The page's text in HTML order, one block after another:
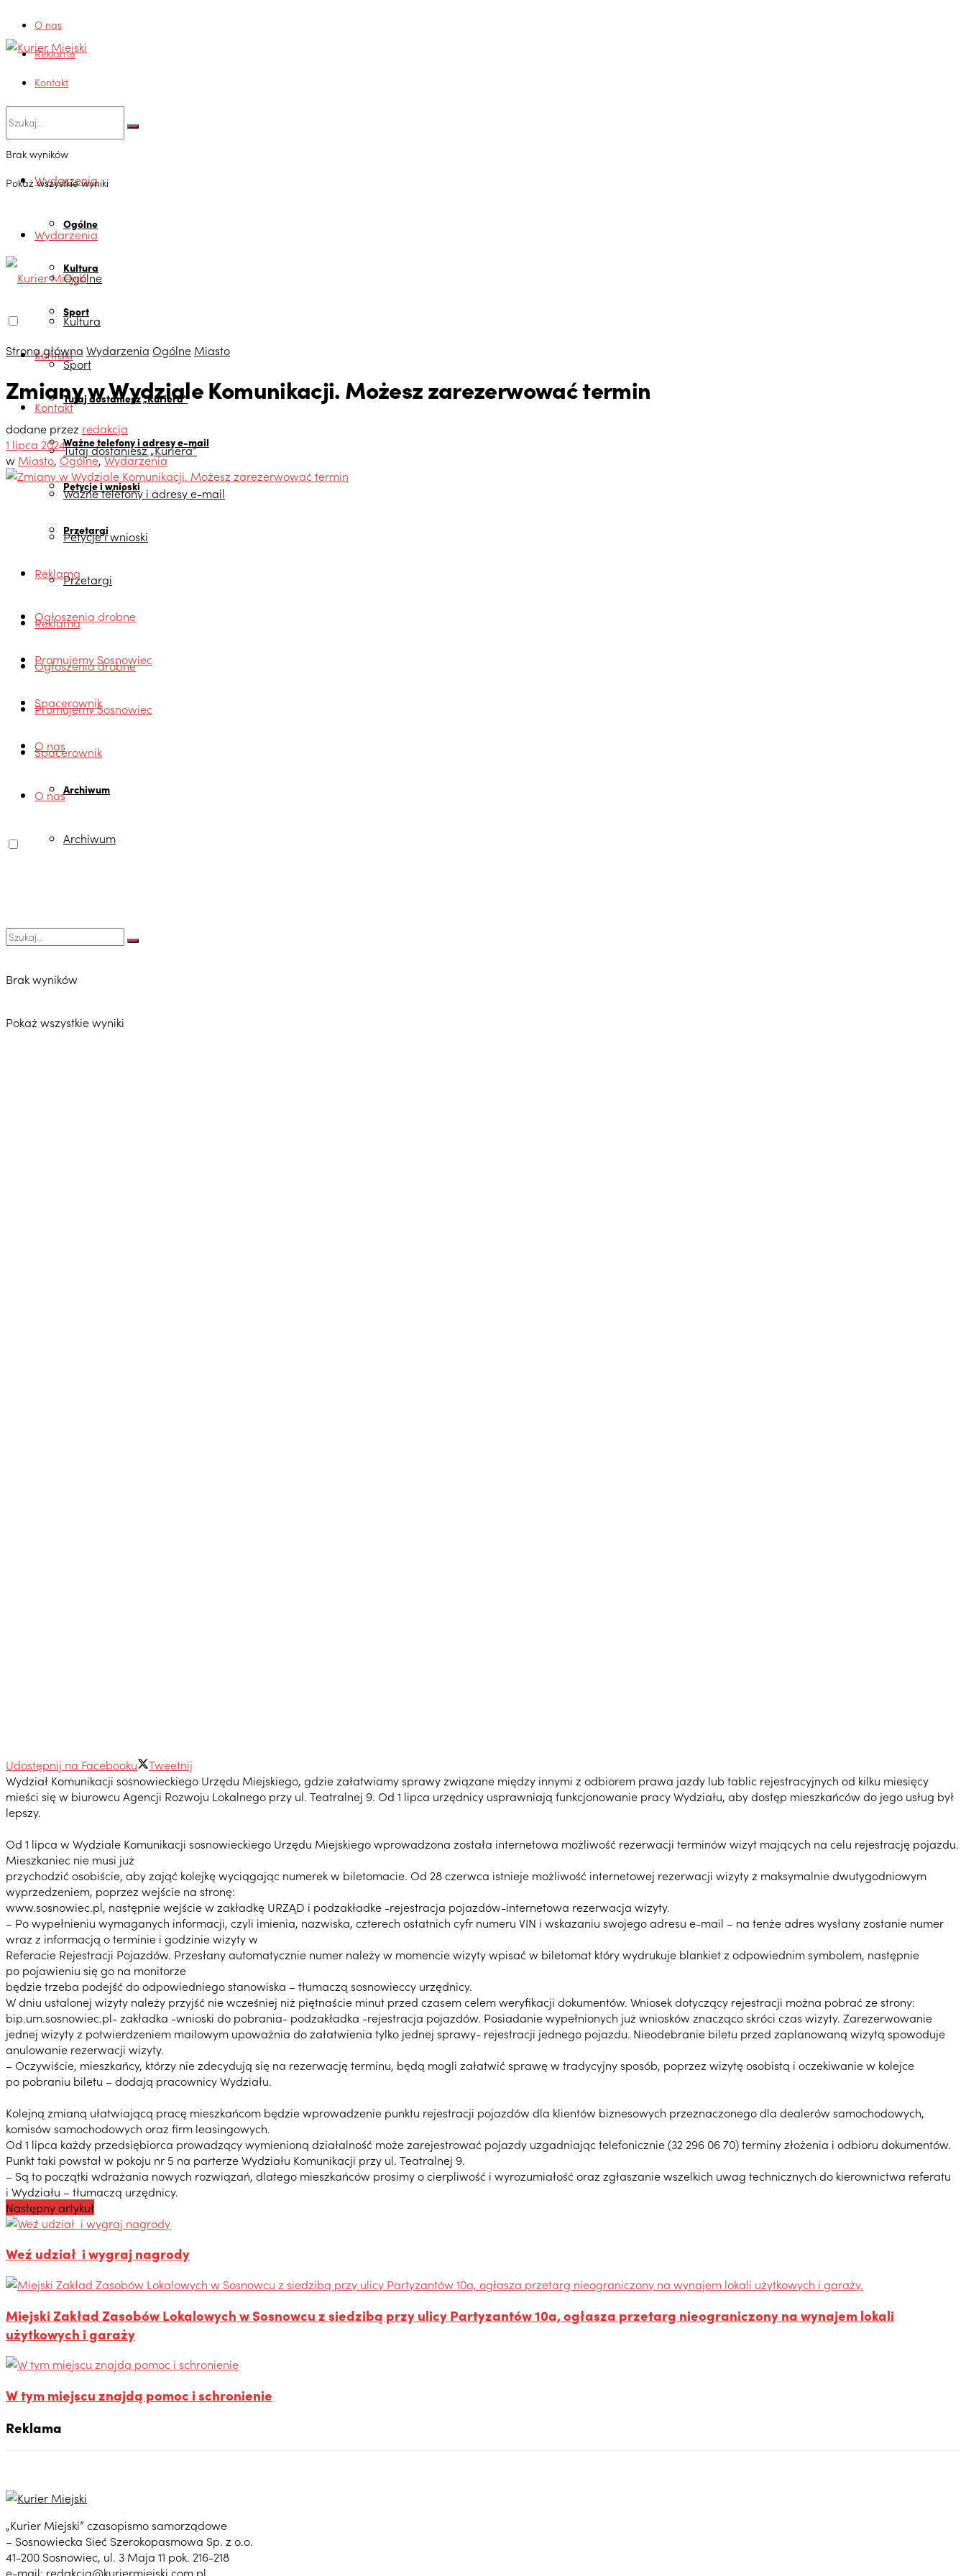
O nas
Reklama
Kontakt
Brak wyników
Pokaż wszystkie wyniki
Wydarzenia
Ogólne
Kultura
Sport
Kontakt
Tutaj dostaniesz „Kuriera”
Ważne telefony i adresy e-mail
Petycje i wnioski
Przetargi
Reklama
Ogłoszenia drobne
Promujemy Sosnowiec
Spacerownik
O nas
Archiwum
Wydarzenia
Ogólne
Kultura
Sport
Kontakt
Tutaj dostaniesz „Kuriera”
Ważne telefony i adresy e-mail
Petycje i wnioski
Przetargi
Reklama
Ogłoszenia drobne
Promujemy Sosnowiec
Spacerownik
O nas
Archiwum
Brak wyników
Pokaż wszystkie wyniki
Strona główna Wydarzenia Ogólne Miasto
Zmiany w Wydziale Komunikacji. Możesz zarezerwować termin
dodane przez redakcja
1 lipca 2024
w Miasto, Ogólne,Wydarzenia
Udostępnij na Facebooku
Tweetnij
Wydział Komunikacji sosnowieckiego Urzędu Miejskiego, gdzie załatwiamy sprawy związane między innymi z odbiorem prawa jazdy lub tablic rejestracyjnych od kilku miesięcy
mieści się w biurowcu Agencji Rozwoju Lokalnego przy ul. Teatralnej 9. Od 1 lipca urzędnicy usprawniają funkcjonowanie pracy Wydziału, aby dostęp mieszkańców do jego usług był
lepszy.
Od 1 lipca w Wydziale Komunikacji sosnowieckiego Urzędu Miejskiego wprowadzona została internetowa możliwość rezerwacji terminów wizyt mających na celu rejestrację pojazdu.
Mieszkaniec nie musi już
przychodzić osobiście, aby zająć kolejkę wyciągając numerek w biletomacie. Od 28 czerwca istnieje możliwość internetowej rezerwacji wizyty z maksymalnie dwutygodniowym
wyprzedzeniem, poprzez wejście na stronę:
www.sosnowiec.pl, następnie wejście w zakładkę URZĄD i podzakładke -rejestracja pojazdów-internetowa rezerwacja wizyty.
– Po wypełnieniu wymaganych informacji, czyli imienia, nazwiska, czterech ostatnich cyfr numeru VIN i wskazaniu swojego adresu e-mail – na tenże adres wysłany zostanie numer
wraz z informacją o terminie i godzinie wizyty w
Referacie Rejestracji Pojazdów. Przesłany automatycznie numer należy w momencie wizyty wpisać w biletomat który wydrukuje blankiet z odpowiednim symbolem, następnie
po pojawieniu się go na monitorze
będzie trzeba podejść do odpowiedniego stanowiska – tłumaczą sosnowieccy urzędnicy.
W dniu ustalonej wizyty należy przyjść nie wcześniej niż piętnaście minut przed czasem celem weryfikacji dokumentów. Wniosek dotyczący rejestracji można pobrać ze strony:
bip.um.sosnowiec.pl- zakładka -wnioski do pobrania- podzakładka -rejestracja pojazdów. Posiadanie wypełnionych już wniosków znacząco skróci czas wizyty. Zarezerwowanie
jednej wizyty z potwierdzeniem mailowym upoważnia do załatwienia tylko jednej sprawy- rejestracji jednego pojazdu. Nieodebranie biletu przed zaplanowaną wizytą spowoduje
anulowanie rezerwacji wizyty.
– Oczywiście, mieszkańcy, którzy nie zdecydują się na rezerwację terminu, będą mogli załatwić sprawę w tradycyjny sposób, poprzez wizytę osobistą i oczekiwanie w kolejce
po pobraniu biletu – dodają pracownicy Wydziału.
Kolejną zmianą ułatwiającą pracę mieszkańcom będzie wprowadzenie punktu rejestracji pojazdów dla klientów biznesowych przeznaczonego dla dealerów samochodowych,
komisów samochodowych oraz firm leasingowych.
Od 1 lipca każdy przedsiębiorca prowadzący wymienioną działalność może zarejestrować pojazdy uzgadniając telefonicznie (32 296 06 70) terminy złożenia i odbioru dokumentów.
Punkt taki powstał w pokoju nr 5 na parterze Wydziału Komunikacji przy ul. Teatralnej 9.
– Są to początki wdrażania nowych rozwiązań, dlatego mieszkańców prosimy o cierpliwość i wyrozumiałość oraz zgłaszanie wszelkich uwag technicznych do kierownictwa referatu
i Wydziału – tłumaczą urzędnicy.
Następny artykuł
Weź udział i wygraj nagrody
Miejski Zakład Zasobów Lokalowych w Sosnowcu z siedzibą przy ulicy Partyzantów 10a, ogłasza przetarg nieograniczony na wynajem lokali
użytkowych i garaży
W tym miejscu znajdą pomoc i schronienie
Reklama
„Kurier Miejski” czasopismo samorządowe
– Sosnowiecka Sieć Szerokopasmowa Sp. z o.o.
41-200 Sosnowiec, ul. 3 Maja 11 pok. 216-218
e-mail: redakcja@kuriermiejski.com.pl